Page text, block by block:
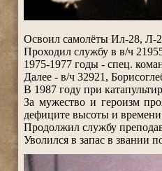
Освоил самолёты Ил-28, Л-
Проходил службу в в/ч
1975-1977 годы - спец.
Далее - в/ч 32921,
В 1987 году при
За мужество и героизм
дефиците высоты и
Продолжил службу
Уволился в запас в звании